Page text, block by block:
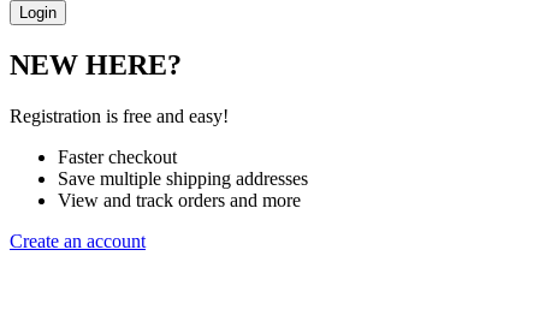
NEW HERE?
Registration is free and easy!
Faster checkout
Save multiple shipping addresses
View and track orders and more
Create an account